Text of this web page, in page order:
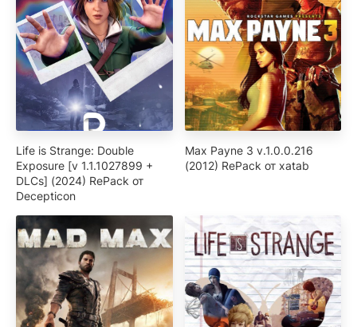
Life is Strange: Double
Exposure [v 1.1.1027899 +
DLCs] (2024) RePack от
Decepticon
Max Payne 3 v.1.0.0.216
(2012) RePack от xatab